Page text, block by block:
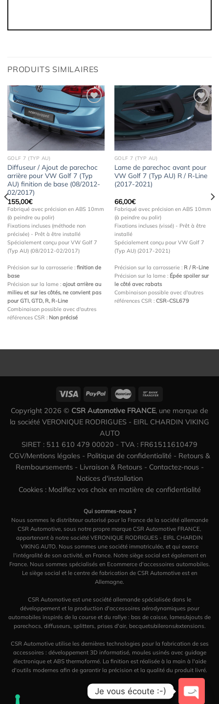
PRODUITS SIMILAIRES
Ajouter
à la
wishlist
GOLF 7 (TYP AU)
Diffuseur / Ajout de parechoc
arrière pour VW Golf 7 (Typ
AU) finition de base (08/2012-
02/2017)
155,00€
Fabriqué avec précision en ABS 10mm
(à peindre ou polir)
Fixations incluses (méthode non
précisée) - Prêt à être installé
Spécialement conçu pour VW Golf 7
(Typ AU) (08/2012-02/2017)
Précision sur la carrosserie : finition de
base
Précision sur la lame : ajout arrière au
milieu et sur les côtés, ne convient pas
pour GTI, GTD, R, R-Line
Combinaison possible avec d'autres
références CSR : Non précisé
Ajouter
wishlist
GOLF 7 (TYP AU)
Lame de parechoc avant pour
VW Golf 7 (Typ AU) R / R-Line
(2017-2021)
66,00€
Fabriqué avec précision en ABS 10mm
(à peindre ou polir)
Fixations incluses (vissé) - Prêt à être
installé
Spécialement conçu pour VW Golf 7
(Typ AU) (2017-2021)
Précision sur la carrosserie : R / R-Line
Précision sur la lame : Épée spoiler sur
le côté avec rabats
Combinaison possible avec d'autres
références CSR : CSR-CSL679
Copyright 2026 © CSR Automotive FRANCE, une marque de
la société VERONIQUE RODRIGUES - EIRL CHARDIN VIKING
AUTO
SIRET : 511 610 479 00020 - TVA : FR61511610479
CGV/Mentions légales- Politique de confidentialité - Retours &
Remboursements- Livraison & Retours- Contactez-nous-
Notices d'installation
Cookies : Modifiez vos choix en matière de confidentialité
Qui sommes-nous ?
Nous sommes le distribteur autorisé pour la France de la société allemande
CSR Automotive, sous notre propre marque CSR Automotive FRANCE,
appartenant à notre société VERONIQUE RODRIGUES - EIRL CHARDIN
VIKING AUTO. Nous sommes une société immatriculée, et qui exerce
l'intégralité de son activité, en France. Notre siège social est également en
France. Nous sommes spécialisés en Ecommerce d'accessoires automobiles.
Le siège social et le centre de fabrication de CSR Automotive est en
Allemagne.
CSR Automotive est une société allemande spécialisée dans le
développement et la production d'accessoires aérodynamiques pour
automobiles inspirés de la course et du rallye : bas de caisse, lames/ajouts de
parechocs, diffuseurs, splitters, prises d'air, becquets/ailerons/extensions.
CSR Automotive utilise les dernières technologies pour la fabrication de ses
accessoires : développement 3D informatisé, moules usinés avec guidage
électronique et ABS thermoformé. La finition est réalisée à la main à l'aide
d'outils modernes afin de garantir la précision et la qualité du produit livré.
Je vous écoute :-)